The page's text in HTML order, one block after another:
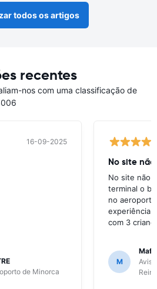
todos os artigos
recentes
nos com uma classificação de
16-09-2025
de Minorca
No site
No site não
terminal o
no
experiência
com 3
M
Avis